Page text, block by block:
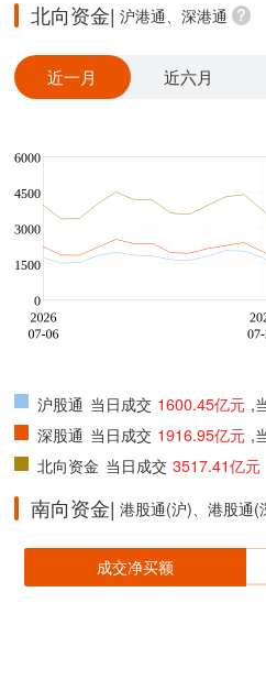
北向资金| 沪港通、深港通
近一月 近六月
沪股通 当日成交 1600.45亿元 ,
深股通 当日成交 1916.95亿元 ,
北向资金 当日成交 3517.41亿元
南向资金| 港股通(沪)、港股通(
成交净买额